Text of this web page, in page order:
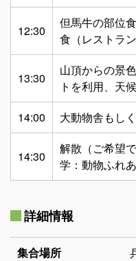
12:30
但馬牛の部位
食（レストラ
13:30
山頂からの景
トを利用、天
14:00
大動物舎もし
14:30
解散（ご希望
学：動物ふれあ
詳細情報
集合場所